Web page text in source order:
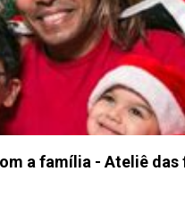
a família - Ateliê